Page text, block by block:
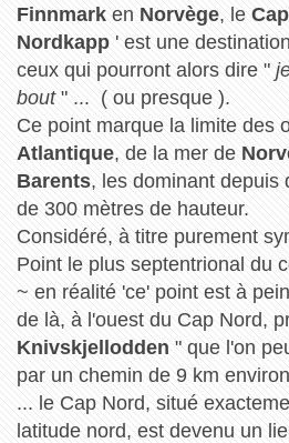
Finnmarken Norvège, le
Nordkapp' est une
ceux qui pourront alors dire "
bout" ... ( ou presque ).
Ce point marque la limite des
Atlantique, de la mer de
Barents, les dominant depuis
de 300 mètres de hauteur.
Considéré, à titre purement
Point le plus septentrional du
~ en réalité 'ce' point est à
de là, à l'ouest du Cap Nord,
Knivskjellodden " que l'on
par un chemin de 9 km
... le Cap Nord, situé
latitude nord, est devenu un